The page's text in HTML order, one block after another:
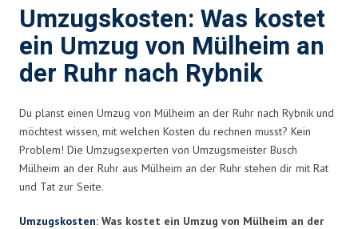
Umzugskosten: Was kostet
ein Umzug von Mülheim an
der Ruhr nach Rybnik
Du planst einen Umzug von Mülheim an der Ruhr nach Rybnik und
möchtest wissen, mit welchen Kosten du rechnen musst? Kein
Problem! Die Umzugsexperten von Umzugsmeister Busch
Mülheim an der Ruhr aus Mülheim an der Ruhr stehen dir mit Rat
und Tat zur Seite.
Umzugskosten: Was kostet ein Umzug von Mülheim an der